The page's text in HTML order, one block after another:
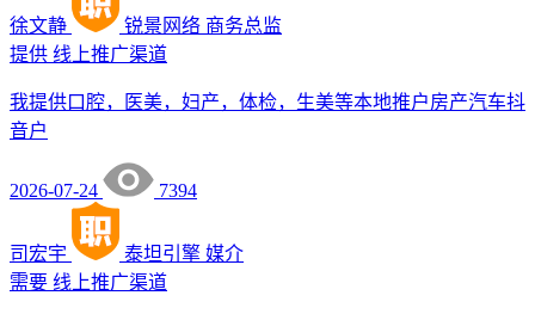
徐文静 锐景网络 商务总监
提供 线上推广渠道
我提供口腔，医美，妇产，体检，生美等本地推户房产汽车抖
音户
2026-07-24 7394
司宏宇 泰坦引擎 媒介
需要 线上推广渠道